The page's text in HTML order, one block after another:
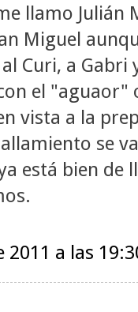
llamo
Miguel
Curi, a Gabri
el
vista a la
se
está bien de
2011 a las